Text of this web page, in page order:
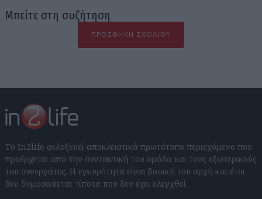
Μπείτε στη συζήτηση
ΠΡΟΣΘΉΚΗ ΣΧΟΛΊΟΥ
Το In2life φιλοξενεί αποκλειστικά πρωτότυπο περιεχόμενο που
προέρχεται από την συντακτική του ομάδα και τους εξωτερικούς
του συνεργάτες. Η εγκυρότητα είναι βασική του αρχή και έτσι
δεν δημοσιεύεται τίποτα που δεν έχει ελεγχθεί.